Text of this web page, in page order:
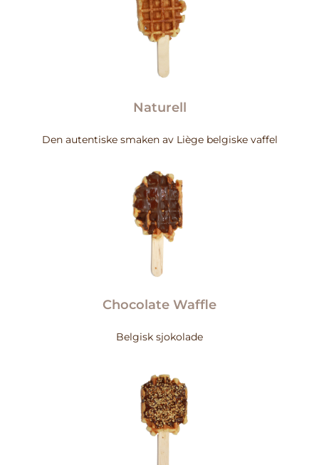
Naturell
Den autentiske smaken av Liège belgiske vaffel
Chocolate Waffle
Belgisk sjokolade